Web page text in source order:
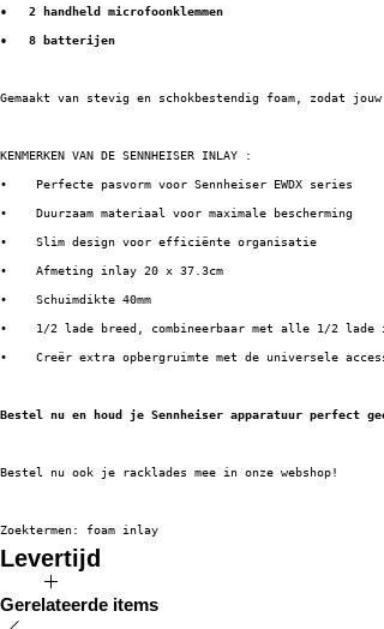
•   2 handheld microfoonklemmen
•   8 batterijen
Gemaakt van stevig en schokbestendig foam, zodat
KENMERKEN VAN DE SENNHEISER INLAY :
•    Perfecte pasvorm voor Sennheiser EWDX series
•    Duurzaam materiaal voor maximale bescherming
•    Slim design voor efficiënte organisatie
•    Afmeting inlay 20 x 37.3cm
•    Schuimdikte 40mm
•    1/2 lade breed, combineerbaar met alle 1/2 lade
•    Creër extra opbergruimte met de universele
Bestel nu en houd je Sennheiser apparatuur perfect
Bestel nu ook je racklades mee in onze webshop!
Zoektermen: foam inlay
Levertijd
Direct uit voorraad leverbaar!
Gerelateerde items